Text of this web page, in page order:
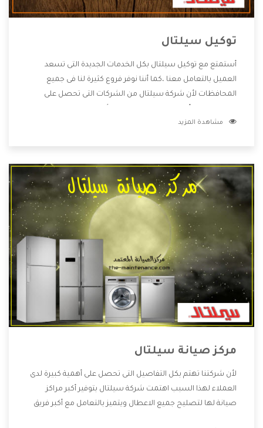
توكيل سيلتال
أستمتع مع توكيل سيلتال بكل الخدمات الجديدة التى تسعد
العميل بالتعامل معنا ،كما أننا نوفر فروع كثيرة لنا فى جميع
المحافظات لأن شركة سيلتال من الشركات التى تحصل على
كما أنها تهتم بالخدمات التى تكون بعد البيع معنا هتحصل على
مشاهدة المزيد
مركز صيانة سيلتال
لأن شركتنا تهتم بكل التفاصيل التى تحصل على أهمية كبيرة لدى
العملاء لهذا السبب اهتمت شركة سيلتال بتوفير أكبر مراكز
صيانة لها لتصليح جميع الاعطال ويتميز بالتعامل مع أكبر فريق